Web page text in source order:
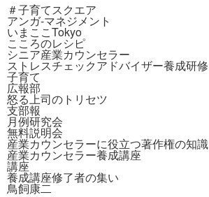
＃子育てスクエア
アンガ-マネジメント
いまここTokyo
こころのレシピ
シニア産業カウンセラー
ストレスチェックアドバイザー養成研修
子育て
広報部
怒る上司のトリセツ
支部報
月例研究会
無料説明会
産業カウンセラーに役立つ著作権の知識
産業カウンセラー養成講座
講座
養成講座修了者の集い
鳥飼康二